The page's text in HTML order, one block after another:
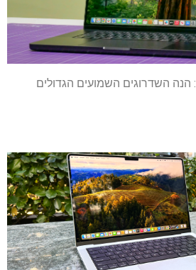
M5 MacBook Pro: הנה השדרוגים השמועים הגדולים